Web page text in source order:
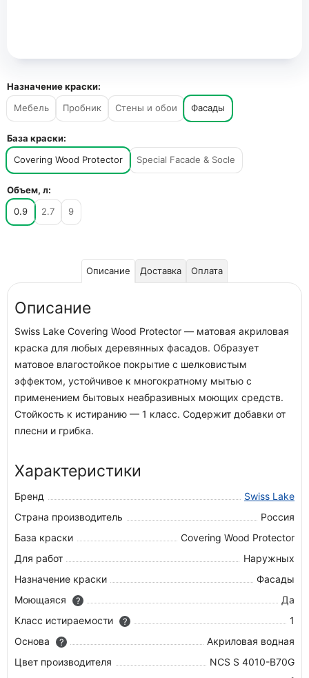
Назначение краски:
Мебель
Пробник Стены и обои Фасады
База краски:
Covering Wood Protector
Special Facade & Socle
Объем, л:
0.9
2.7 9
Описание Доставка Оплата
Описание
Swiss Lake Covering Wood Protector — матовая акриловая
краска для любых деревянных фасадов. Образует
матовое влагостойкое покрытие с шелковистым
эффектом, устойчивое к многократному мытью с
применением бытовых неабразивных моющих средств.
Стойкость к истиранию — 1 класс. Содержит добавки от
плесни и грибка.
Характеристики
Бренд
Swiss Lake
Страна производитель
Россия
База краски
Covering Wood Protector
Для работ
Наружных
Назначение краски
Фасады
Моющаяся
?
Да
Класс истираемости
?
1
Основа
?
Акриловая водная
Цвет производителя
NCS S 4010-B70G